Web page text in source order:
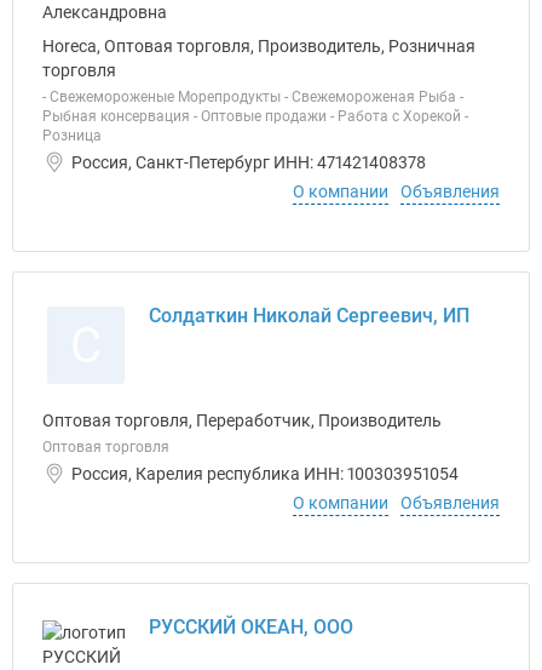
Horeca, Оптовая торговля, Производитель, Розничная
торговля
- Свежемороженые Морепродукты - Свежемороженая Рыба -
Рыбная консервация - Оптовые продажи - Работа с Хорекой -
Розница
Россия, Санкт-Петербург ИНН: 471421408378
О компании
Объявления
Солдаткин Николай Сергеевич, ИП
Оптовая торговля, Переработчик, Производитель
Оптовая торговля
Россия, Карелия республика ИНН: 100303951054
О компании
Объявления
РУССКИЙ ОКЕАН, ООО